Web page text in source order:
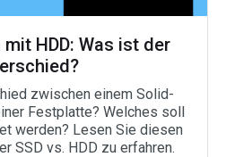
mit HDD: Was ist der
zwischen einem Solid-
Festplatte? Welches soll
werden? Lesen Sie diesen
SSD vs. HDD zu erfahren.